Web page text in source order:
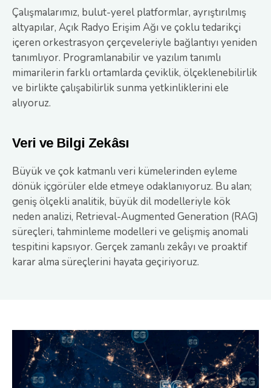
Çalışmalarımız, bulut-yerel platformlar, ayrıştırılmış
altyapılar, Açık Radyo Erişim Ağı ve çoklu tedarikçi
içeren orkestrasyon çerçeveleriyle bağlantıyı yeniden
tanımlıyor. Programlanabilir ve yazılım tanımlı
mimarilerin farklı ortamlarda çeviklik, ölçeklenebilirlik
ve birlikte çalışabilirlik sunma yetkinliklerini ele
alıyoruz.
Veri ve Bilgi Zekâsı
Büyük ve çok katmanlı veri kümelerinden eyleme
dönük içgörüler elde etmeye odaklanıyoruz. Bu alan;
geniş ölçekli analitik, büyük dil modelleriyle kök
neden analizi, Retrieval-Augmented Generation (RAG)
süreçleri, tahminleme modelleri ve gelişmiş anomali
tespitini kapsıyor. Gerçek zamanlı zekâyı ve proaktif
karar alma süreçlerini hayata geçiriyoruz.